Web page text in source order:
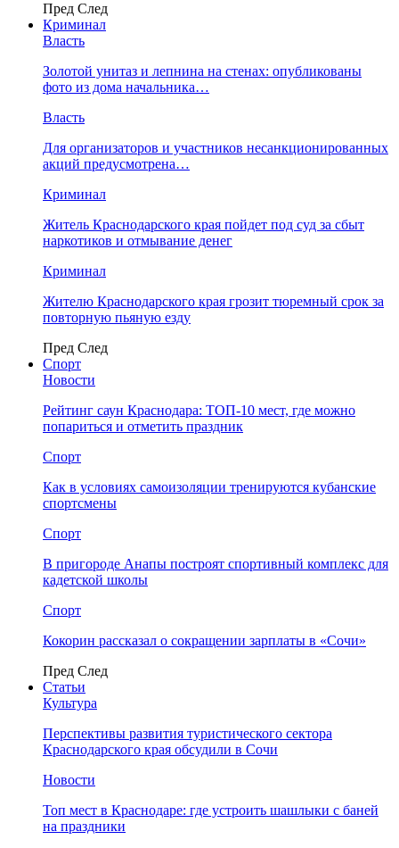
Пред След
Криминал
Власть
​Золотой унитаз и лепнина на стенах: опубликованы
фото из дома начальника…
Власть
Для организаторов и участников несанкционированных
акций предусмотрена…
Криминал
Житель Краснодарского края пойдет под суд за сбыт
наркотиков и отмывание денег
Криминал
Жителю Краснодарского края грозит тюремный срок за
повторную пьяную езду
Пред След
Спорт
Новости
Рейтинг саун Краснодара: ТОП-10 мест, где можно
попариться и отметить праздник
Спорт
Как в условиях самоизоляции тренируются кубанские
спортсмены
Спорт
В пригороде Анапы построят спортивный комплекс для
кадетской школы
Спорт
Кокорин рассказал о сокращении зарплаты в «Сочи»
Пред След
Статьи
Культура
Перспективы развития туристического сектора
Краснодарского края обсудили в Сочи
Новости
Топ мест в Краснодаре: где устроить шашлыки с баней
на праздники